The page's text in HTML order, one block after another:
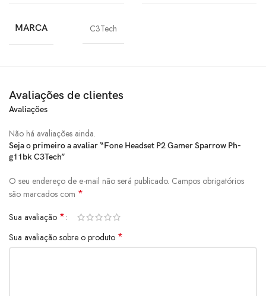
MARCA C3Tech
Avaliações de clientes
Avaliações
Não há avaliações ainda.
Seja o primeiro a avaliar “Fone Headset P2 Gamer Sparrow Ph-
g11bk C3Tech”
O seu endereço de e-mail não será publicado. Campos obrigatórios
são marcados com *
Sua avaliação *
Sua avaliação sobre o produto *